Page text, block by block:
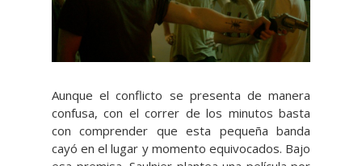
Aunque el conflicto se presenta de manera
confusa, con el correr de los minutos basta
con comprender que esta pequeña banda
cayó en el lugar y momento equivocados. Bajo